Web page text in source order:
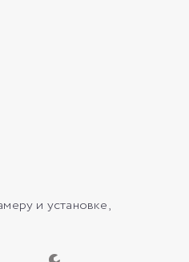
и установке,